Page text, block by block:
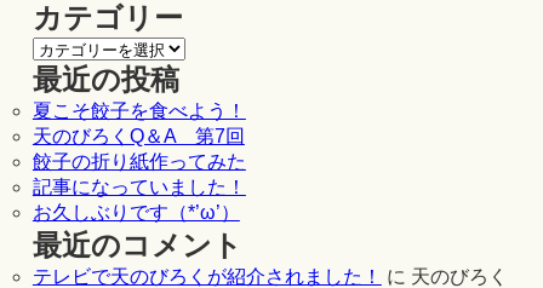
カテゴリー
最近の投稿
夏こそ餃子を食べよう！
天のびろくQ＆A 第7回
餃子の折り紙作ってみた
記事になっていました！
お久しぶりです（*’ω’）
最近のコメント
テレビで天のびろくが紹介されました！ に 天のびろく